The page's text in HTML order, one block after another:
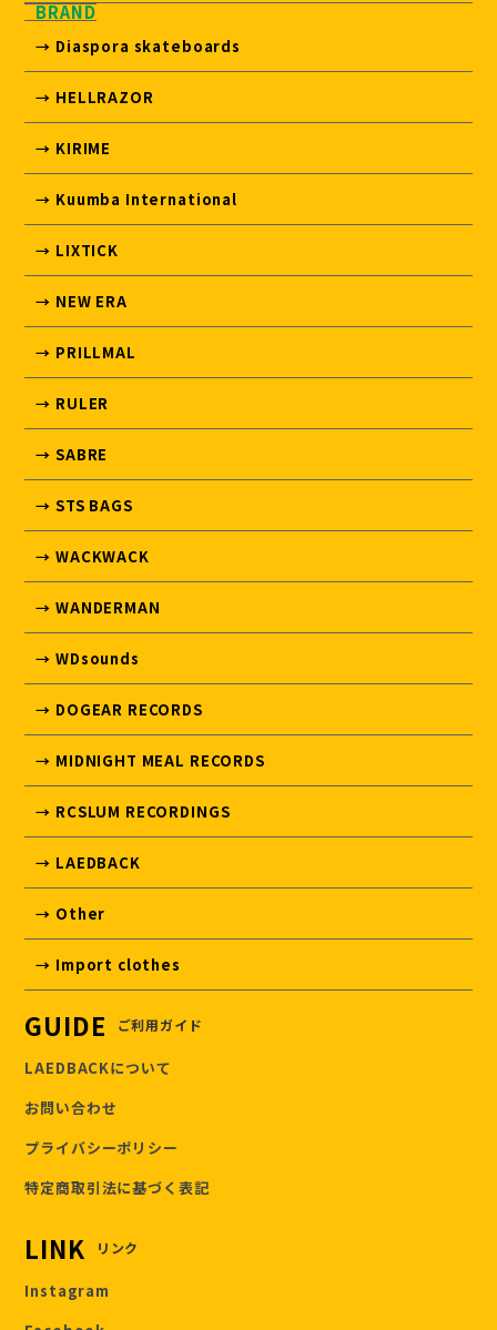
BRAND
→ Diaspora skateboards
→ HELLRAZOR
→ KIRIME
→ Kuumba International
→ LIXTICK
→ NEW ERA
→ PRILLMAL
→ RULER
→ SABRE
→ STS BAGS
→ WACKWACK
→ WANDERMAN
→ WDsounds
→ DOGEAR RECORDS
→ MIDNIGHT MEAL RECORDS
→ RCSLUM RECORDINGS
→ LAEDBACK
→ Other
→ Import clothes
GUIDE ご利用ガイド
LAEDBACKについて
お問い合わせ
プライバシーポリシー
特定商取引法に基づく表記
LINK リンク
Instagram